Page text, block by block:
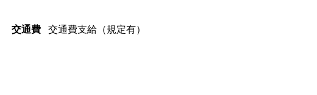
交通費 交通費支給（規定有）